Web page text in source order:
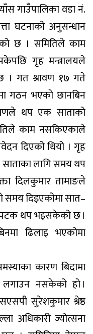
गाउँपालिका वडा नं.
घटनाको अनुसन्धान
छ । समितिले काम
गृह मन्त्रालयले
। गत श्रावण १७ गते
गठन भएको छानबिन
थप एक साताको
काम नसकिएकाले
दिएको थियो । गृह
लागि समय थप
दिलकुमार तामाङले
समय दिइएकोमा सात–
थप भइसकेको छ ।
ढिलाइ भएकोमा
कारण बिदामा
नसकेको हो ।
सुरेशकुमार श्रेष्ठ
अधिकारी ज्योत्सना